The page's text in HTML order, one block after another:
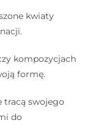
kwiaty
kompozycjach
formę.
tracą swojego
do